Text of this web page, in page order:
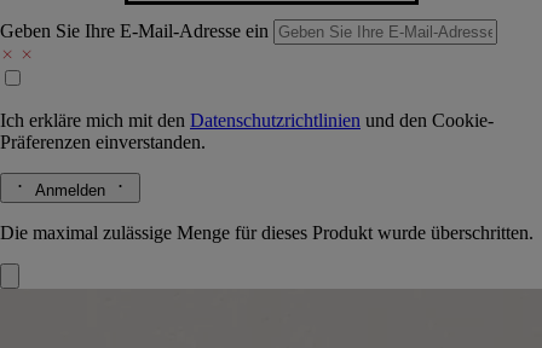
Geben Sie Ihre E-Mail-Adresse ein
Ich erkläre mich mit den Datenschutzrichtlinien und den Cookie-
Präferenzen einverstanden.
Anmelden
Die maximal zulässige Menge für dieses Produkt wurde überschritten.